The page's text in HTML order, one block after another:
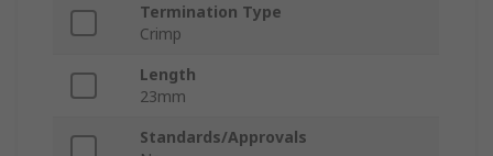
Termination Type
Crimp
Length
23mm
Standards/Approvals